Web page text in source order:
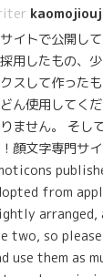
イトで公開し
用したもの、
スして作った
ん使用してく
ません。 そし
顔文字専門サ
from
arranged,
two, so
use them as